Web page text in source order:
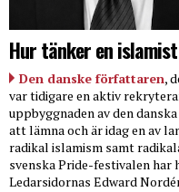
Hur tänker en
Den danske författaren,
var tidigare en aktiv
uppbyggnaden av den
att lämna och är idag en av
radikal islamism samt
svenska Pride-festivalen har
Ledarsidornas Edward